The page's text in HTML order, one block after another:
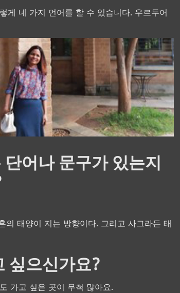
게 네 가지 언어를 할 수 있습니다. 우르두어
어나 문구가 있는지
태양이 지는 방향이다. 그리고 사그라든 태
싶으신가요?
가고 싶은 곳이 무척 많아요.